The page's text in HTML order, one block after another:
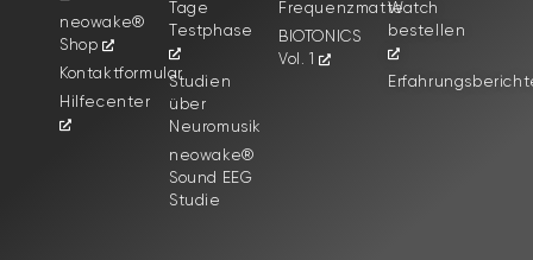
neowake®
Shop
Kontaktformular
Hilfecenter
Tage
Testphase
Studien
über
Neuromusik
neowake®
Sound EEG
Studie
Frequenzmatte
BIOTONICS
Vol. 1
Watch
bestellen